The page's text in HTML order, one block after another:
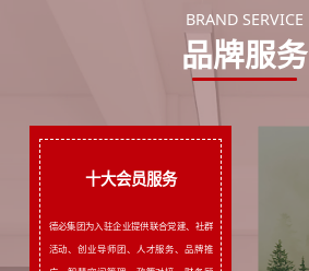
BRAND SERVICE
品牌服务
十大会员服务
十大会员服务
德必集团为入驻企业提供联合党建、社群
活动、创业导师团、人才服务、品牌推